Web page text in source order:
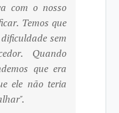
com o nosso
Temos que
sem
Quando
que era
ele não teria